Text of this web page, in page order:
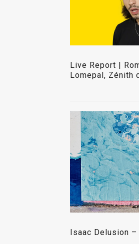
Live Report |
Lomepal, Zénith
Isaac Delusion